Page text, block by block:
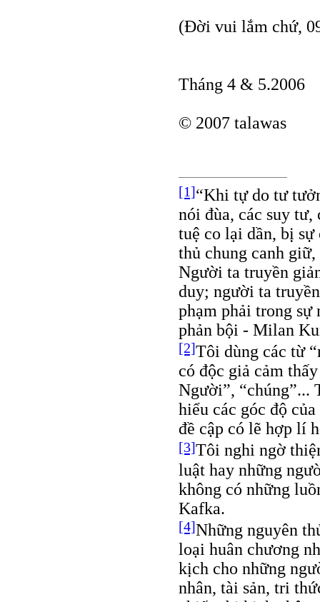
(Đời vui lắm chứ,
Tháng 4 & 5.2006
© 2007 talawas
[1]“Khi tự do tư
nói đùa, các suy
tuệ co lại dần, bị sự
thủ chung canh
Người ta truyền
duy; người ta
phạm phải trong sự
phản bội - Milan
[2]Tôi dùng các từ
có độc giả cảm
Người”, “chúng”...
hiểu các góc độ
đề cập có lẽ hợp lí
[3]Tôi nghi ngờ
luật hay những
không có những
Kafka.
[4]Những nguyên
loại huân chương
kịch cho những
nhân, tài sản, tri